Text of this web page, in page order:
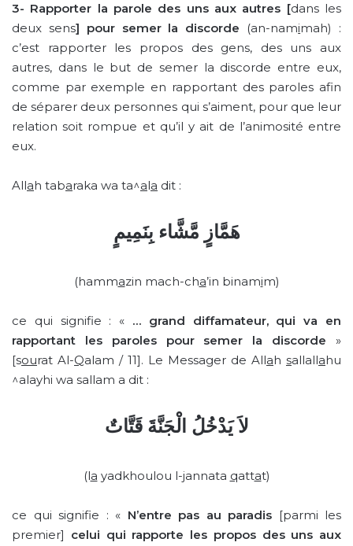
3- Rapporter la parole des uns aux autres [dans les
deux sens] pour semer la discorde (an-namimah) :
c’est rapporter les propos des gens, des uns aux
autres, dans le but de semer la discorde entre eux,
comme par exemple en rapportant des paroles afin
de séparer deux personnes qui s’aiment, pour que leur
relation soit rompue et qu’il y ait de l’animosité entre
eux.
Allah tabaraka wa ta^ala dit :
هَمَّازٍ مَّشَّاء بِنَمِيمٍ
(hammazin mach-cha’in binamim)
ce qui signifie : « … grand diffamateur, qui va en
rapportant les paroles pour semer la discorde »
[sourat Al-Qalam / 11]. Le Messager de Allah sallallahu
^alayhi wa sallam a dit :
لاَ يَدْخُلُ الْجَنَّةَ قَتَّاتٌ
(la yadkhoulou l-jannata qattat)
ce qui signifie : « N’entre pas au paradis [parmi les
premier] celui qui rapporte les propos des uns aux